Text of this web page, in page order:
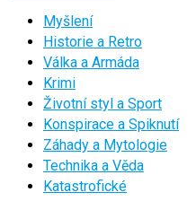
Myšlení
Historie a Retro
Válka a Armáda
Krimi
Životní styl a Sport
Konspirace a Spiknutí
Záhady a Mytologie
Technika a Věda
Katastrofické